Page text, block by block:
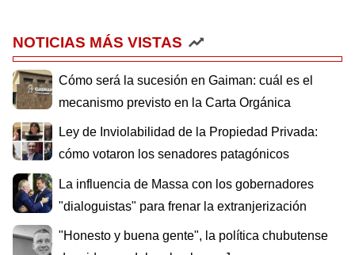
NOTICIAS MÁS VISTAS
Cómo será la sucesión en Gaiman: cuál es el
mecanismo previsto en la Carta Orgánica
Ley de Inviolabilidad de la Propiedad Privada:
cómo votaron los senadores patagónicos
La influencia de Massa con los gobernadores
"dialoguistas" para frenar la extranjerización
"Honesto y buena gente", la política chubutense